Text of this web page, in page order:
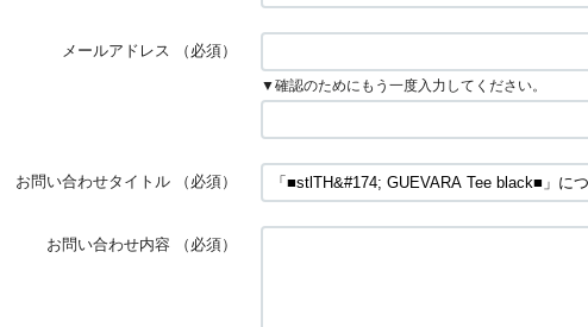
メールアドレス （必須）
▼確認のためにもう一度入力してください。
お問い合わせタイトル （必須）
お問い合わせ内容 （必須）